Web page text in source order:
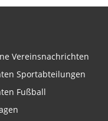
Vereinsnachrichten
Sportabteilungen
Fußball